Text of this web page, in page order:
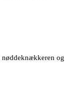
nøddeknækkeren og